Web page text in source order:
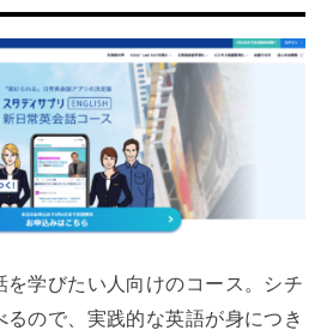
学びたい人向けのコース。シチ
るので、実践的な英語が身につき